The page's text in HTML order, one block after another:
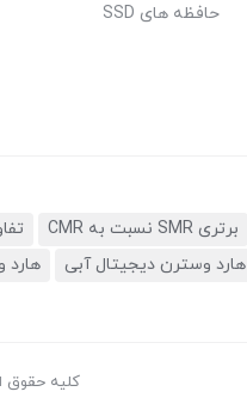
حافظه های SSD
برتری SMR نسبت به CMR
هارد وسترن دیجیتال آبی
کلیه حقوق